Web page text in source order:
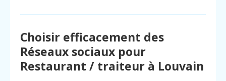
Choisir efficacement des
Réseaux sociaux pour
Restaurant / traiteur à Louvain